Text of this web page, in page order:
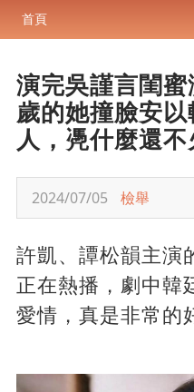
首頁
演完吳謹言閨
歲的她撞臉安
人，凴什麼還不
2024/07/05 檢舉
許凱、譚松韻主演
正在熱播，劇中韓
愛情，真是非常的